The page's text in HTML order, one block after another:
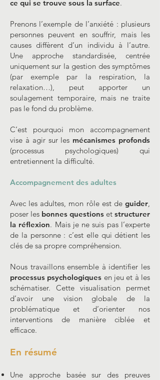
ce qui se trouve sous la surface.
Prenons l’exemple de l’anxiété : plusieurs
personnes peuvent en souffrir, mais les
causes diffèrent d’un individu à l’autre.
Une approche standardisée, centrée
uniquement sur la gestion des symptômes
(par exemple par la respiration, la
relaxation…), peut apporter un
soulagement temporaire, mais ne traite
pas le fond du problème.
C’est pourquoi mon accompagnement
vise à agir sur les mécanismes profonds
(processus psychologiques) qui
entretiennent la difficulté.
Accompagnement des adultes
Avec les adultes, mon rôle est de guider,
poser les bonnes questions et structurer
la réflexion. Mais je ne suis pas l’experte
de la personne : c’est elle qui détient les
clés de sa propre compréhension.
Nous travaillons ensemble à identifier les
processus psychologiques en jeu et à les
schématiser. Cette visualisation permet
d’avoir une vision globale de la
problématique et d’orienter nos
interventions de manière ciblée et
efficace.
En résumé
Une approche basée sur des preuves